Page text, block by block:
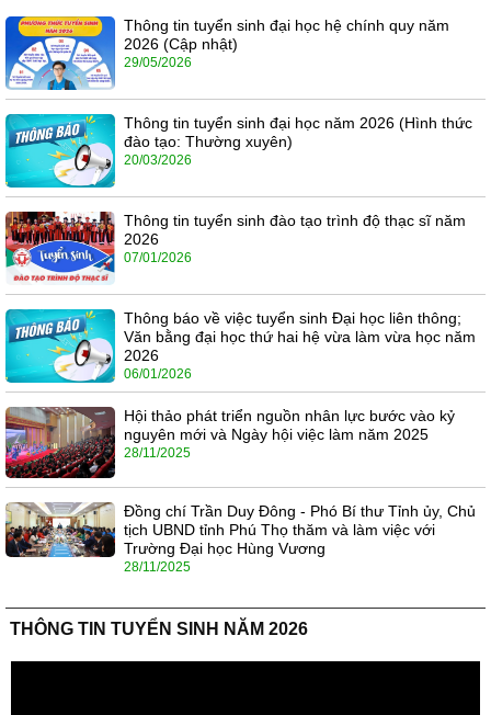
Thông tin tuyển sinh đại học hệ chính quy năm
2026 (Cập nhật)
29/05/2026
Thông tin tuyển sinh đại học năm 2026 (Hình thức
đào tạo: Thường xuyên)
20/03/2026
Thông tin tuyển sinh đào tạo trình độ thạc sĩ năm
2026
07/01/2026
Thông báo về việc tuyển sinh Đại học liên thông;
Văn bằng đại học thứ hai hệ vừa làm vừa học năm
2026
06/01/2026
Hội thảo phát triển nguồn nhân lực bước vào kỷ
nguyên mới và Ngày hội việc làm năm 2025
28/11/2025
Đồng chí Trần Duy Đông - Phó Bí thư Tỉnh ủy, Chủ
tịch UBND tỉnh Phú Thọ thăm và làm việc với
Trường Đại học Hùng Vương
28/11/2025
THÔNG TIN TUYỂN SINH NĂM 2026